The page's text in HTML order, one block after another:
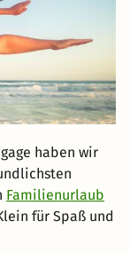
haben wir
Familienurlaub
für Spaß und